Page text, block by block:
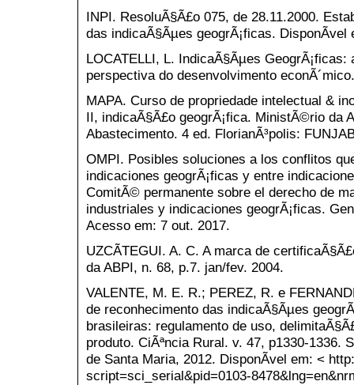
INPI. ResoluÃ§Ã£o 075, de 28.11.2000.
das indicaÃ§Ãµes geogrÃ¡ficas.
LOCATELLI, L. IndicaÃ§Ãµes
perspectiva do desenvolvimento
MAPA. Curso de propriedade intelectual &
II, indicaÃ§Ã£o geogrÃ¡fica. MinistÃ©rio da
Abastecimento. 4 ed. FlorianÃ³polis:
OMPI. Posibles soluciones a los conflitos
indicaciones geogrÃ¡ficas y entre
ComitÃ© permanente sobre el derecho de
industriales y indicaciones geogrÃ¡ficas.
Acesso em: 7 out. 2017.
UZCÃTEGUI. A. C. A marca de
da ABPI, n. 68, p.7. jan/fev. 2004.
VALENTE, M. E. R.; PEREZ, R. e
de reconhecimento das indicaÃ§Ãµes
brasileiras: regulamento de uso,
produto. CiÃªncia Rural. v. 47, p1330-1336.
de Santa Maria, 2012. DisponÃ­vel em: <
script=sci_serial&pid=0103-